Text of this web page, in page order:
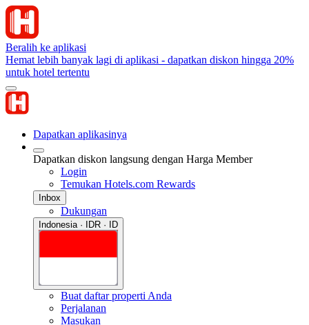
Beralih ke aplikasi
Hemat lebih banyak lagi di aplikasi - dapatkan diskon hingga 20%
untuk hotel tertentu
Dapatkan aplikasinya
Dapatkan diskon langsung dengan Harga Member
Login
Temukan Hotels.com Rewards
Inbox
Dukungan
Indonesia · IDR · ID
Buat daftar properti Anda
Perjalanan
Masukan